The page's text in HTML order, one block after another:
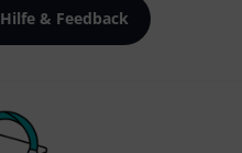
Hilfe & Feedback